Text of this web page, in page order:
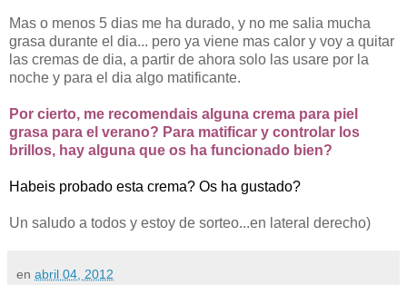
Mas o menos 5 dias me ha durado, y no me salia mucha
grasa durante el dia... pero ya viene mas calor y voy a quitar
las cremas de dia, a partir de ahora solo las usare por la
noche y para el dia algo matificante.
Por cierto, me recomendais alguna crema para piel
grasa para el verano? Para matificar y controlar los
brillos, hay alguna que os ha funcionado bien?
Habeis probado esta crema? Os ha gustado?
Un saludo a todos y estoy de sorteo...en lateral derecho)
en abril 04, 2012